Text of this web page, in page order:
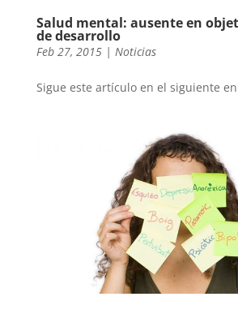
Salud mental: ausente en
de desarrollo
Feb 27, 2015| Noticias
Sigue este artículo en el siguiente